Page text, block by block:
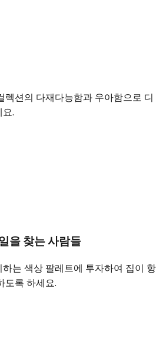
렉션의 다재다능함과 우아함으로 디
.
을 찾는 사람들
는 색상 팔레트에 투자하여 집이 항
도록 하세요.